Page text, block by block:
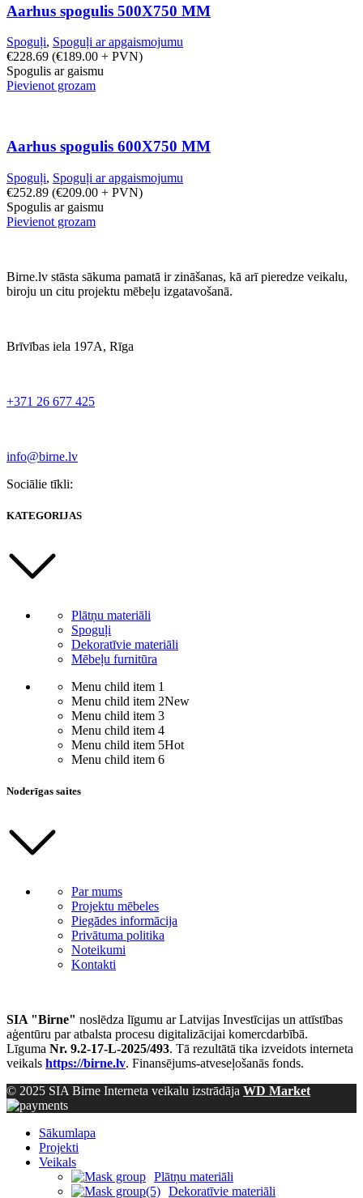
Aarhus spogulis 500X750 MM
Spoguļi, Spoguļi ar apgaismojumu
€228.69 (€189.00 + PVN)
Spogulis ar gaismu
Pievienot grozam
Aarhus spogulis 600X750 MM
Spoguļi, Spoguļi ar apgaismojumu
€252.89 (€209.00 + PVN)
Spogulis ar gaismu
Pievienot grozam
Birne.lv stāsta sākuma pamatā ir zināšanas, kā arī pieredze veikalu,
biroju un citu projektu mēbeļu izgatavošanā.
Brīvības iela 197A, Rīga
+371 26 677 425
info@birne.lv
Sociālie tīkli:
KATEGORIJAS
Plātņu materiāli
Spoguļi
Dekoratīvie materiāli
Mēbeļu furnitūra
Menu child item 1
Menu child item 2New
Menu child item 3
Menu child item 4
Menu child item 5Hot
Menu child item 6
Noderīgas saites
Par mums
Projektu mēbeles
Piegādes informācija
Privātuma politika
Noteikumi
Kontakti
SIA "Birne" noslēdza līgumu ar Latvijas Investīcijas un attīstības
aģentūru par atbalsta procesu digitalizācijai komercdarbībā.
Līguma Nr. 9.2-17-L-2025/493. Tā rezultātā tika izveidots interneta
veikals https://birne.lv. Finansējums-atveseļošanās fonds.
© 2025 SIA Birne Interneta veikalu izstrādāja WD Market
Sākumlapa
Projekti
Veikals
Plātņu materiāli
Dekoratīvie materiāli